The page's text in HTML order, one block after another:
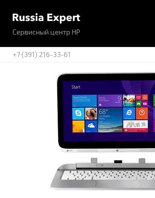
Сервисный центр HP
+7 (391) 216-33-61